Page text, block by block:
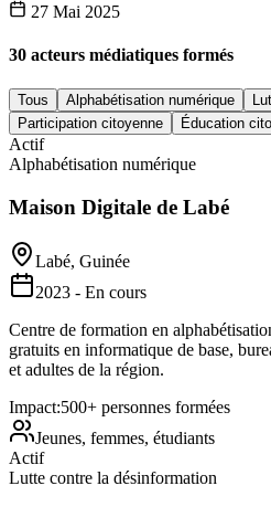
27 Mai 2025
30 acteurs médiatiques formés
Tous Alphabétisation numérique
Participation citoyenne
Éducation
Actif
Alphabétisation numérique
Maison Digitale de Labé
Labé, Guinée
2023 - En cours
Centre de formation en
gratuits en informatique de base,
et adultes de la région.
Impact:500+ personnes formées
Jeunes, femmes, étudiants
Actif
Lutte contre la désinformation